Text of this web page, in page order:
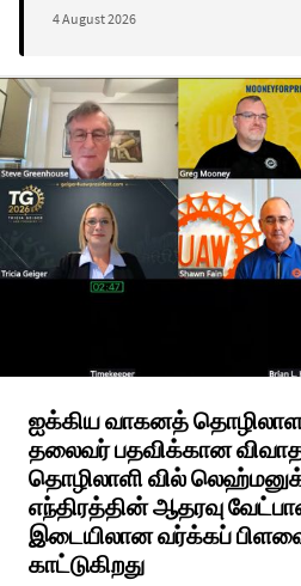
4 August 2026
ஐக்கிய வாகனத்
தலைவர் பதவிக்கான
தொழிலாளி வில்
எந்திரத்தின் ஆதரவு
இடையிலான வர்க்கப்
காட்டுகிறது